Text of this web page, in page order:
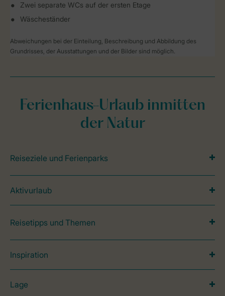
Zwei separate WCs auf der ersten Etage
Wäscheständer
Abweichungen bei der Einteilung, Beschreibung und Abbildung des
Grundrisses, der Ausstattungen und der Bilder sind möglich.
Ferienhaus-Urlaub inmitten
der Natur
Reiseziele und Ferienparks
Aktivurlaub
Reisetipps und Themen
Inspiration
Lage